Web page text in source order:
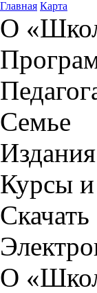
Главная Карта
О
Семье
Издания
Курсы
Скачать
О